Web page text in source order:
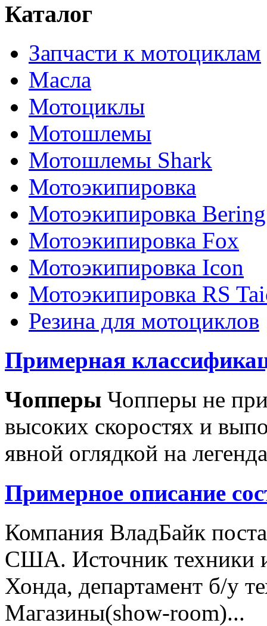
Каталог
Запчасти к мотоциклам
Масла
Мотоциклы
Мотошлемы
Мотошлемы Shark
Мотоэкипировка
Мотоэкипировка Bering
Мотоэкипировка Fox
Мотоэкипировка Icon
Мотоэкипировка RS
Резина для мотоциклов
Примерная
Чопперы Чопперы не
высоких скоростях и
явной оглядкой на
Примерное описание
Компания ВладБайк
США. Источник техники
Хонда, департамент б/у
Магазины(show-room)...